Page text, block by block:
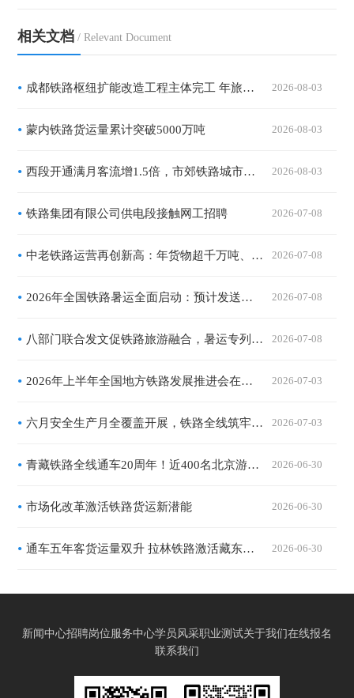
相关文档 / Relevant Document
成都铁路枢纽扩能改造工程主体完工 年旅客吞吐量将突破1.2亿人次 2026-08-03
蒙内铁路货运量累计突破5000万吨 2026-08-03
西段开通满月客流增1.5倍，市郊铁路城市副中心线迎暑运高峰 2026-08-03
铁路集团有限公司供电段接触网工招聘 2026-07-08
中老铁路运营再创新高：年货物超千万吨、旅客突破7000万人次，扩能改造有序推进 2026-07-08
2026年全国铁路暑运全面启动：预计发送旅客10.1亿人次，精准运力与暖心服务共绘夏日流动画卷 2026-07-08
八部门联合发文促铁路旅游融合，暑运专列矩阵全面扩容 2026-07-08
2026年上半年全国地方铁路发展推进会在西安召开：地方铁路营业里程突破2.7万公里，服务区域经济一体化提速 2026-07-03
六月安全生产月全覆盖开展，铁路全线筑牢运输安全坚实防线 2026-07-03
青藏铁路全线通车20周年！近400名北京游客搭乘“京藏号”出发 2026-06-30
市场化改革激活铁路货运新潜能 2026-06-30
通车五年客货运量双升 拉林铁路激活藏东南产业民生动能 2026-06-30
新闻中心招聘岗位服务中心学员风采职业测试关于我们在线报名
联系我们